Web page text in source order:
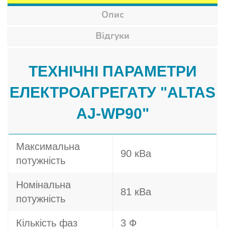
Опис
Відгуки
ТЕХНІЧНІ ПАРАМЕТРИ
ЕЛЕКТРОАГРЕГАТУ "ALTAS
AJ-WP90"
Максимальна
потужність
90 кВа
Номінальна
потужність
81 кВа
Кількість фаз 3 Ф